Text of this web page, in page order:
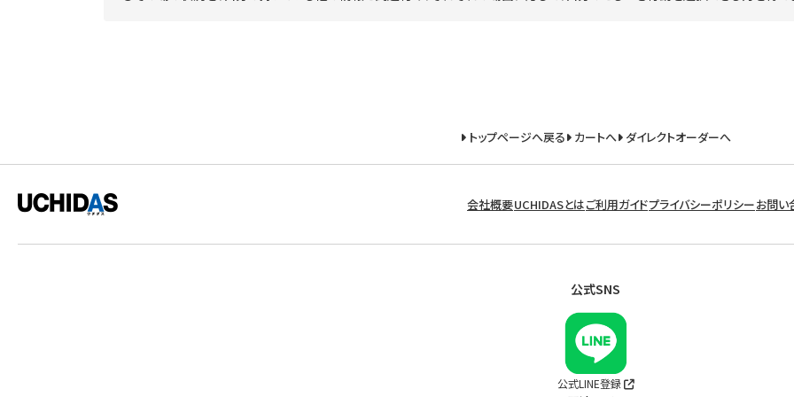
トップページへ戻る カートへ ダイレクトオーダーへ
会社概要UCHIDASとはご利用ガイドプライバシーポリシーお問い
公式SNS
公式LINE登録